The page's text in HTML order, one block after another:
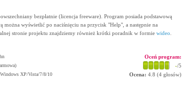
bezpłatnie (licencja freeware). Program posiada podstawową
można wyświetlić po naciśnięciu na przycisk "Help", a następnie na
stronie projektu znajdziemy również krótki poradnik w formie wideo
Windows XP/Vista/7/8/10
Oceń program:
-/5
Ocena: 4.8 (4głosów)